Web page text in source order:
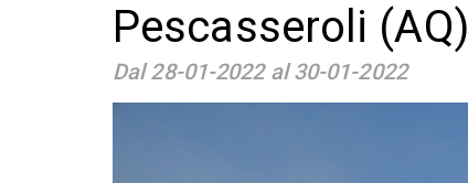
Pescasseroli (AQ)
Dal 28-01-2022 al 30-01-2022